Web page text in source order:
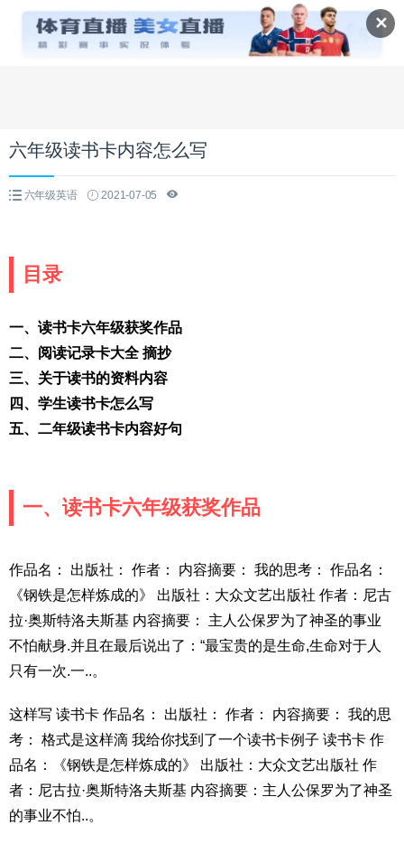
✕
六年级读书卡内容怎么写
六年级英语 2021-07-05
目录
一、读书卡六年级获奖作品
二、阅读记录卡大全 摘抄
三、关于读书的资料内容
四、学生读书卡怎么写
五、二年级读书卡内容好句
一、读书卡六年级获奖作品
作品名： 出版社： 作者： 内容摘要： 我的思考： 作品名：
《钢铁是怎样炼成的》 出版社：大众文艺出版社 作者：尼古
拉·奥斯特洛夫斯基 内容摘要： 主人公保罗为了神圣的事业
不怕献身.并且在最后说出了：“最宝贵的是生命,生命对于人
只有一次.一..。
这样写 读书卡 作品名： 出版社： 作者： 内容摘要： 我的思
考： 格式是这样滴 我给你找到了一个读书卡例子 读书卡 作
品名：《钢铁是怎样炼成的》 出版社：大众文艺出版社 作
者：尼古拉·奥斯特洛夫斯基 内容摘要：主人公保罗为了神圣
的事业不怕..。